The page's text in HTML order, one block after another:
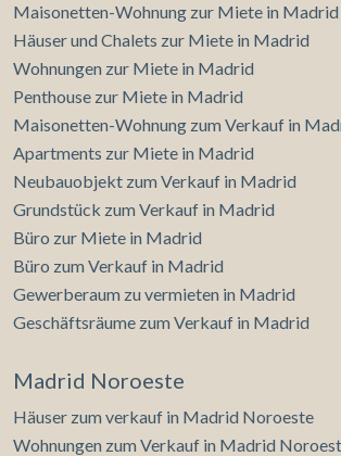
Maisonetten-Wohnung zur Miete in Madrid
Häuser und Chalets zur Miete in Madrid
Wohnungen zur Miete in Madrid
Penthouse zur Miete in Madrid
Maisonetten-Wohnung zum Verkauf in
Apartments zur Miete in Madrid
Neubauobjekt zum Verkauf in Madrid
Grundstück zum Verkauf in Madrid
Büro zur Miete in Madrid
Büro zum Verkauf in Madrid
Gewerberaum zu vermieten in Madrid
Geschäftsräume zum Verkauf in Madrid
Madrid Noroeste
Häuser zum verkauf in Madrid Noroeste
Wohnungen zum Verkauf in Madrid
Diese Cookies werden verwendet, um
die Präferenzen und persönlichen
Benutzers durch die kontinuierliche
Surfgewohnheiten zu speichern. Dank
die Surfgewohnheiten auf der Website
anzeigen.